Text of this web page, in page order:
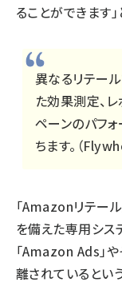
ることができます
異なるリテー
た効果測定、
ペーンのパフ
ちます。（
「Amazonリテー
を備えた専用シス
「Amazon Ads」
離されているとい